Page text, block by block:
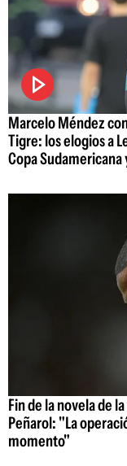
Marcelo Méndez
Tigre: los elogios a
Copa
Fin de la novela de
Peñarol: "La
momento"